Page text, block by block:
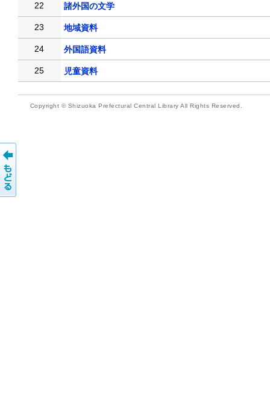
22 諸外国の文学
23 地域資料
24 外国語資料
25 児童資料
Copyright © Shizuoka Prefectural Central Library All Rights Reserved.